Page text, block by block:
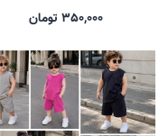
350,000 تومان